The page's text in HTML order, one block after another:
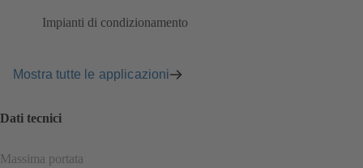
Impianti di condizionamento
Mostra tutte le applicazioni
Dati tecnici
Massima portata